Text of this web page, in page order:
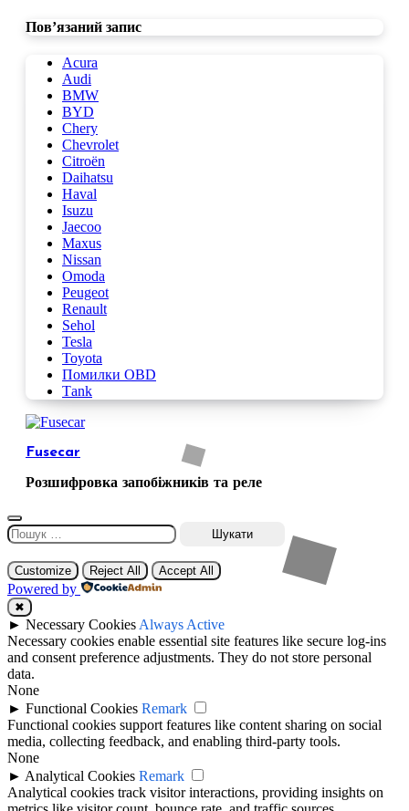
Пов’язаний запис
Acura
Audi
BMW
BYD
Chery
Chevrolet
Citroën
Daihatsu
Haval
Isuzu
Jaecoo
Maxus
Nissan
Omoda
Peugeot
Renault
Sehol
Tesla
Toyota
Помилки OBD
Таnk
Fusecar
Розшифровка запобіжників та реле
Пошук:
Customize Reject All Accept All
Powered by
✖
► Necessary Cookies Always Active
Necessary cookies enable essential site features like secure log-ins
and consent preference adjustments. They do not store personal
data.
None
► Functional Cookies Remark
Functional cookies support features like content sharing on social
media, collecting feedback, and enabling third-party tools.
None
► Analytical Cookies Remark
Analytical cookies track visitor interactions, providing insights on